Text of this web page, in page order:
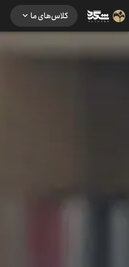
کلاس‌های ما